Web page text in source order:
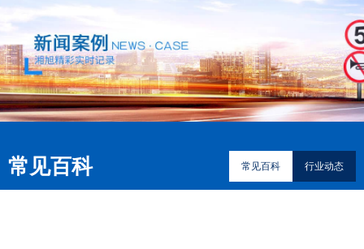
常见百科 常见百科 行业动态